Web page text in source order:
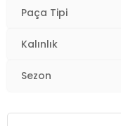
Paça Tipi
Kalınlık
Sezon